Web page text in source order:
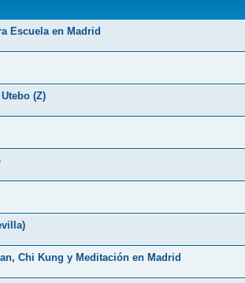
Escuela en Madrid
(Z)
Chi Kung y Meditación en Madrid